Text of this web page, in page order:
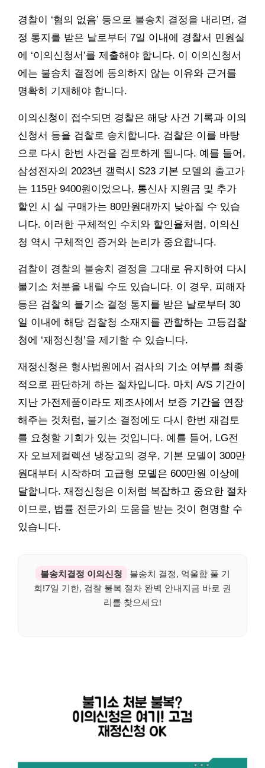
경찰이 ‘혐의 없음’ 등으로 불송치 결정을 내리면, 결
정 통지를 받은 날로부터 7일 이내에 경찰서 민원실
에 ‘이의신청서’를 제출해야 합니다. 이 이의신청서
에는 불송치 결정에 동의하지 않는 이유와 근거를
명확히 기재해야 합니다.
이의신청이 접수되면 경찰은 해당 사건 기록과 이의
신청서 등을 검찰로 송치합니다. 검찰은 이를 바탕
으로 다시 한번 사건을 검토하게 됩니다. 예를 들어,
삼성전자의 2023년 갤럭시 S23 기본 모델의 출고가
는 115만 9400원이었으나, 통신사 지원금 및 추가
할인 시 실 구매가는 80만원대까지 낮아질 수 있습
니다. 이러한 구체적인 수치와 할인율처럼, 이의신
청 역시 구체적인 증거와 논리가 중요합니다.
검찰이 경찰의 불송치 결정을 그대로 유지하여 다시
불기소 처분을 내릴 수도 있습니다. 이 경우, 피해자
등은 검찰의 불기소 결정 통지를 받은 날로부터 30
일 이내에 해당 검찰청 소재지를 관할하는 고등검찰
청에 ‘재정신청’을 제기할 수 있습니다.
재정신청은 형사법원에서 검사의 기소 여부를 최종
적으로 판단하게 하는 절차입니다. 마치 A/S 기간이
지난 가전제품이라도 제조사에서 보증 기간을 연장
해주는 것처럼, 불기소 결정에도 다시 한번 재검토
를 요청할 기회가 있는 것입니다. 예를 들어, LG전
자 오브제컬렉션 냉장고의 경우, 기본 모델이 300만
원대부터 시작하며 고급형 모델은 600만원 이상에
달합니다. 재정신청은 이처럼 복잡하고 중요한 절차
이므로, 법률 전문가의 도움을 받는 것이 현명할 수
있습니다.
불송치결정 이의신청
불송치 결정, 억울함 풀 기
회!7일 기한, 검찰 불복 절차 완벽 안내지금 바로 권
리를 찾으세요!